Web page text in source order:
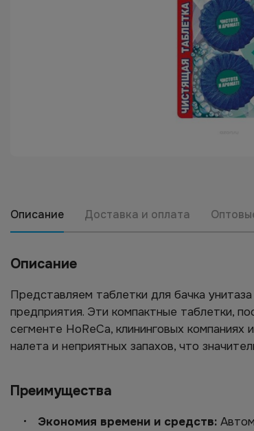
Описание Доставка и оплата
Описание
Представляем таблетки для бачка
предприятия. Эти компактные таблетки,
сегменте HoReCa, клининговых
налета и неприятных запахов, что
Преимущества
Экономия времени и средств: